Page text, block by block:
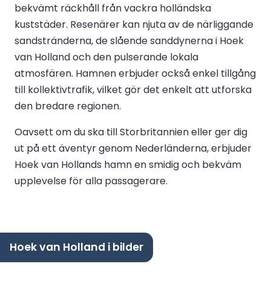
bekvämt räckhåll från vackra holländska
kuststäder. Resenärer kan njuta av de närliggande
sandstränderna, de slående sanddynerna i Hoek
van Holland och den pulserande lokala
atmosfären. Hamnen erbjuder också enkel tillgång
till kollektivtrafik, vilket gör det enkelt att utforska
den bredare regionen.
Oavsett om du ska till Storbritannien eller ger dig
ut på ett äventyr genom Nederländerna, erbjuder
Hoek van Hollands hamn en smidig och bekväm
upplevelse för alla passagerare.
Hoek van Holland i bilder